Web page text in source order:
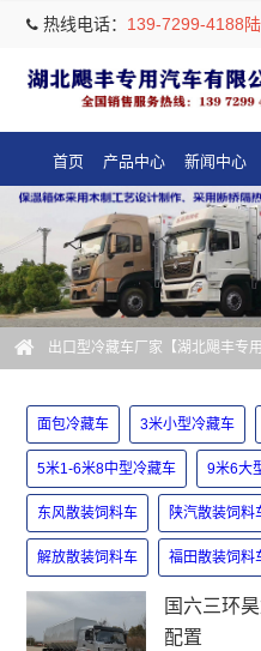
热线电话： 139-7299-4188
首页 产品中心 新闻中心
出口型冷藏车厂家【湖北飓丰专
面包冷藏车 3米小型冷藏车
5米1-6米8中型冷藏车 9米6大
东风散装饲料车 陕汽散装饲料
解放散装饲料车 福田散装饲料
国六三环
配置